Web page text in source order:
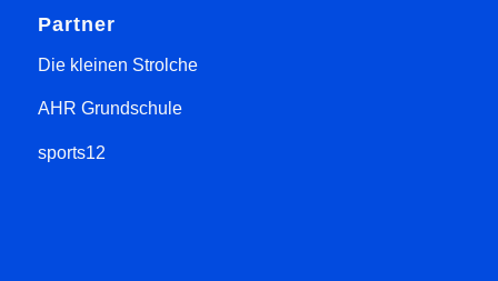
Partner
Die kleinen Strolche
AHR Grundschule
sports12